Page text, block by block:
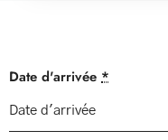
Date d'arrivée *